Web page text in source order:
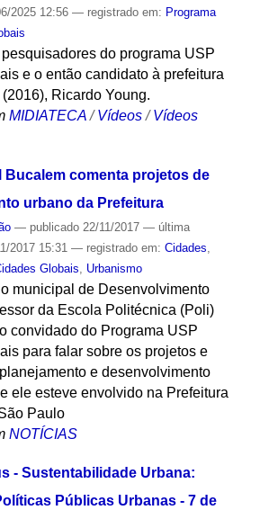
2025 12:56 — registrado em: Programa
do programa USP
e o então candidato à prefeitura
Ricardo Young.
MIDIATECA / Vídeos / Vídeos
Bucalem comenta projetos de
urbano da Prefeitura
— publicado22/11/2017 — última
2017 15:31 — registrado em: Cidades,
Globais, Urbanismo
municipal de Desenvolvimento
da Escola Politécnica (Poli)
convidado do Programa USP
para falar sobre os projetos e
e desenvolvimento
ele esteve envolvido na Prefeitura
Paulo
NOTÍCIAS
- Sustentabilidade Urbana:
Públicas Urbanas - 7 de